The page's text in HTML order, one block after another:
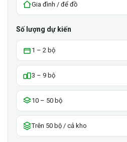
Gia đình / để đồ
Số lượng dự kiến
1 – 2 bộ
3 – 9 bộ
10 – 50 bộ
Trên 50 bộ / cả kho